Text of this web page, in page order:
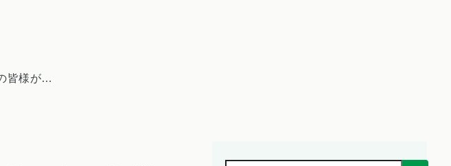
> 岡山県議会農林水産委員会の皆様がカット野菜工場の視察に来られました